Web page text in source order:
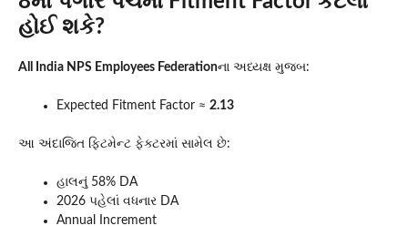
હોઈ શકે?
All India NPS Employees Federationના અધ્યક્ષ મુજબ:
Expected Fitment Factor ≈ 2.13
આ અંદાજિત ફિટમેન્ટ ફેક્ટરમાં સામેલ છે:
હાલનું 58% DA
2026 પહેલાં વધનાર DA
Annual Increment